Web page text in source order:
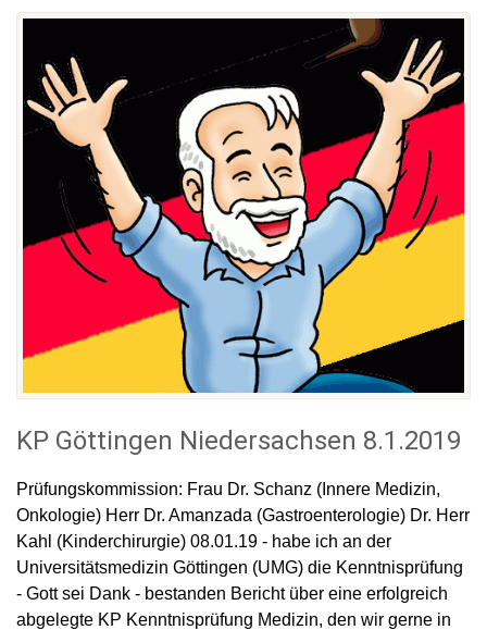
KP Göttingen Niedersachsen 8.1.2019
Prüfungskommission: Frau Dr. Schanz (Innere Medizin,
Onkologie) Herr Dr. Amanzada (Gastroenterologie) Dr. Herr
Kahl (Kinderchirurgie) 08.01.19 - habe ich an der
Universitätsmedizin Göttingen (UMG) die Kenntnisprüfung
- Gott sei Dank - bestanden Bericht über eine erfolgreich
abgelegte KP Kenntnisprüfung Medizin, den wir gerne in